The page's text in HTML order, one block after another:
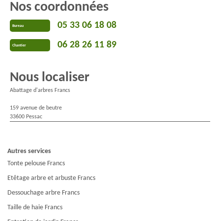
Nos coordonnées
Bureau 05 33 06 18 08
Chantier 06 28 26 11 89
Nous localiser
Abattage d'arbres Francs
159 avenue de beutre
33600 Pessac
Autres services
Tonte pelouse Francs
Etêtage arbre et arbuste Francs
Dessouchage arbre Francs
Taille de haie Francs